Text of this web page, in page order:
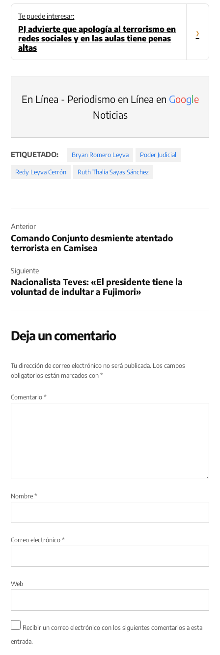
Te puede interesar:
PJ advierte que apología al terrorismo en
redes sociales y en las aulas tiene penas
altas
›
En Línea - Periodismo en Línea en Google
Noticias
ETIQUETADO: Bryan Romero Leyva Poder Judicial
Redy Leyva Cerrón Ruth Thalía Sayas Sánchez
de
entradas
Anterior
Comando Conjunto desmiente atentado
terrorista en Camisea
Siguiente
Nacionalista Teves: «El presidente tiene la
voluntad de indultar a Fujimori»
Deja un comentario
Tu dirección de correo electrónico no será publicada. Los campos
obligatorios están marcados con*
Comentario*
Nombre*
Correo electrónico*
Web
Recibir un correo electrónico con los siguientes comentarios a esta
entrada.